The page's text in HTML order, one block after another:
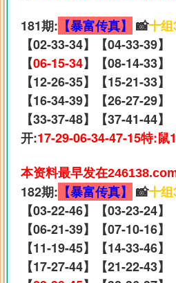
181期: 【暴富传真】 📸十
【02-33-34】【04-33-39】
【06-15-34】【08-14-33】
【12-26-35】【15-21-33】
【16-34-39】【26-27-29】
【33-37-48】【37-41-44】
开:17-29-06-34-47-15特:鼠
本资料最早发在
182期: 【暴富传真】 📸十
【03-22-46】【03-23-24】
【06-21-39】【07-10-16】
【11-19-45】【14-33-46】
【17-27-44】【21-22-43】